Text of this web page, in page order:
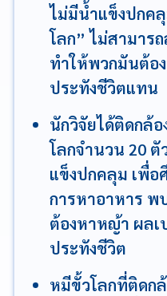
ไม่มีน้ำแข็งปกค
โลก” ไม่สามาร
ทำให้พวกมันต้อ
ประทังชีวิตแทน
นักวิจัยได้ติดกล้
โลกจำนวน 20
แข็งปกคลุม เพื่อ
การหาอาหาร
ต้องหาหญ้า ผลเ
ประทังชีวิต
หมีขั้วโลกที่ติดก